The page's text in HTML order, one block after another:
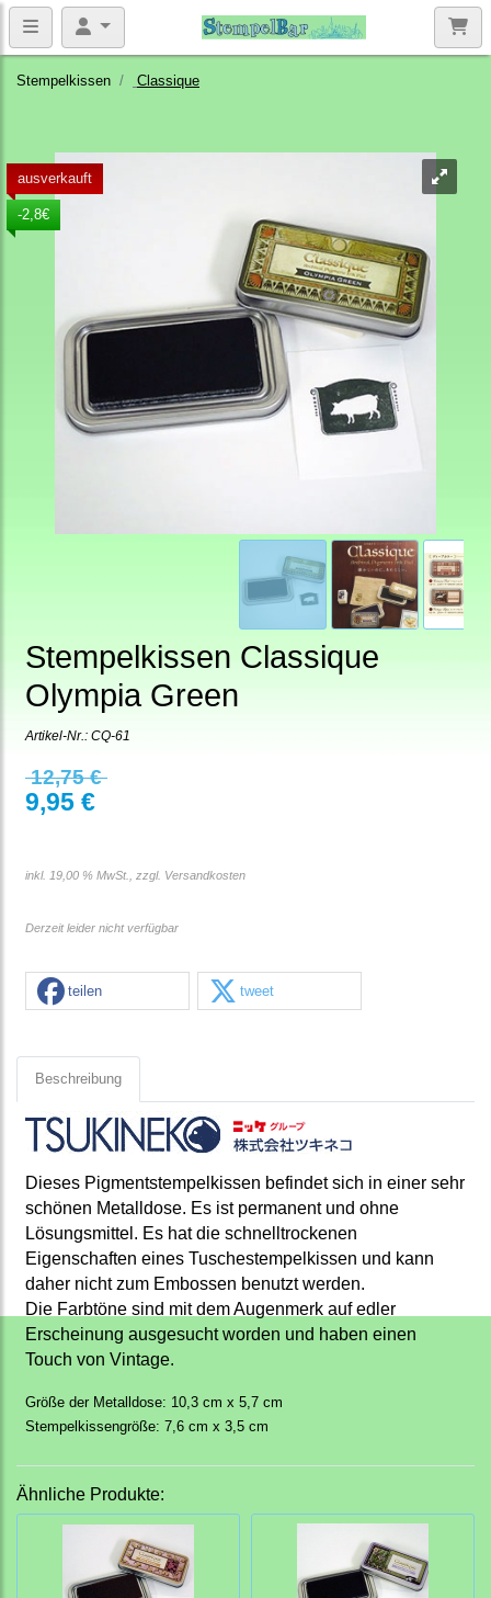
Stempelkissen Classique
ausverkauft
-2,8€
Stempelkissen Classique
Olympia Green
Artikel-Nr.: CQ-61
12,75 €
9,95 €
inkl. 19,00 % MwSt., zzgl. Versandkosten
Derzeit leider nicht verfügbar
teilen tweet
Beschreibung
Dieses Pigmentstempelkissen befindet sich in einer sehr
schönen Metalldose. Es ist permanent und ohne
Lösungsmittel. Es hat die schnelltrockenen
Eigenschaften eines Tuschestempelkissen und kann
daher nicht zum Embossen benutzt werden.
Die Farbtöne sind mit dem Augenmerk auf edler
Erscheinung ausgesucht worden und haben einen
Touch von Vintage.
Größe der Metalldose: 10,3 cm x 5,7 cm
Stempelkissengröße: 7,6 cm x 3,5 cm
Ähnliche Produkte: